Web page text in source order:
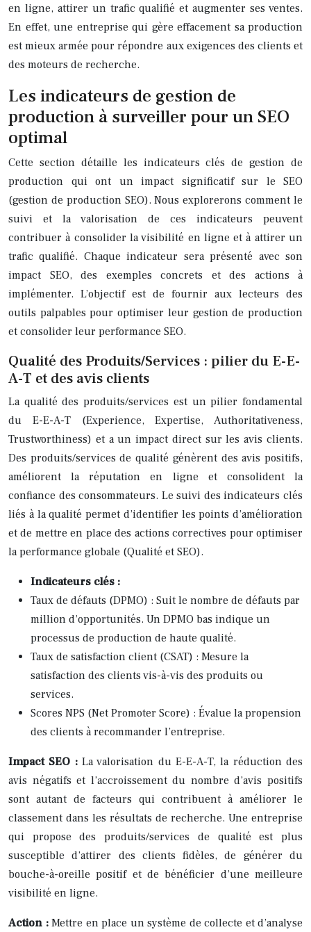
en ligne, attirer un trafic qualifié et augmenter ses ventes.
En effet, une entreprise qui gère effacement sa production
est mieux armée pour répondre aux exigences des clients et
des moteurs de recherche.
Les indicateurs de gestion de
production à surveiller pour un SEO
optimal
Cette section détaille les indicateurs clés de gestion de
production qui ont un impact significatif sur le SEO
(gestion de production SEO). Nous explorerons comment le
suivi et la valorisation de ces indicateurs peuvent
contribuer à consolider la visibilité en ligne et à attirer un
trafic qualifié. Chaque indicateur sera présenté avec son
impact SEO, des exemples concrets et des actions à
implémenter. L’objectif est de fournir aux lecteurs des
outils palpables pour optimiser leur gestion de production
et consolider leur performance SEO.
Qualité des Produits/Services : pilier du E-E-
A-T et des avis clients
La qualité des produits/services est un pilier fondamental
du E-E-A-T (Experience, Expertise, Authoritativeness,
Trustworthiness) et a un impact direct sur les avis clients.
Des produits/services de qualité génèrent des avis positifs,
améliorent la réputation en ligne et consolident la
confiance des consommateurs. Le suivi des indicateurs clés
liés à la qualité permet d’identifier les points d’amélioration
et de mettre en place des actions correctives pour optimiser
la performance globale (Qualité et SEO).
Indicateurs clés :
Taux de défauts (DPMO) : Suit le nombre de défauts par
million d’opportunités. Un DPMO bas indique un
processus de production de haute qualité.
Taux de satisfaction client (CSAT) : Mesure la
satisfaction des clients vis-à-vis des produits ou
services.
Scores NPS (Net Promoter Score) : Évalue la propension
des clients à recommander l’entreprise.
Impact SEO : La valorisation du E-E-A-T, la réduction des
avis négatifs et l’accroissement du nombre d’avis positifs
sont autant de facteurs qui contribuent à améliorer le
classement dans les résultats de recherche. Une entreprise
qui propose des produits/services de qualité est plus
susceptible d’attirer des clients fidèles, de générer du
bouche-à-oreille positif et de bénéficier d’une meilleure
visibilité en ligne.
Action : Mettre en place un système de collecte et d’analyse